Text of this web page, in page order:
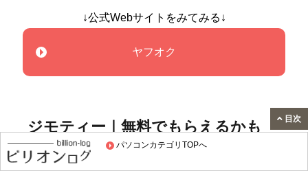
パソコンカテゴリTOPへ
↓公式Webサイトをみてみる↓
ヤフオク
ジモティー｜無料でもらえるかも
ジモティーは、中古品を個人間での売買、または無料で譲
目次